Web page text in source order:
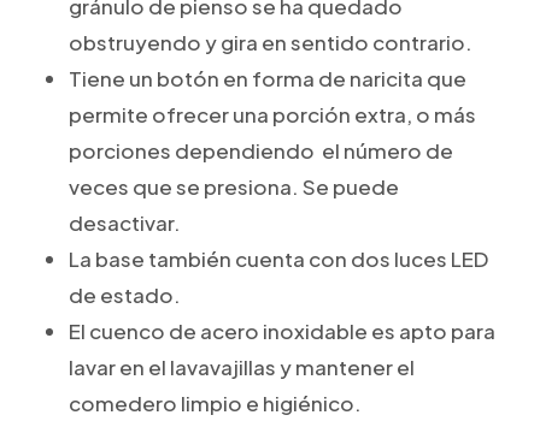
gránulo de pienso se ha quedado
obstruyendo y gira en sentido contrario.
Tiene un botón en forma de naricita que
permite ofrecer una porción extra, o más
porciones dependiendo el número de
veces que se presiona. Se puede
desactivar.
La base también cuenta con dos luces LED
de estado.
El cuenco de acero inoxidable es apto para
lavar en el lavavajillas y mantener el
comedero limpio e higiénico.